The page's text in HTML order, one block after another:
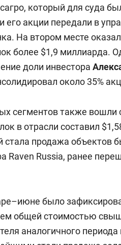
который для суда
его акции передали в
На втором месте
более $1,9 миллиарда.
доли инвестора
около 35%
сегментов также вошли
в отрасли составил
стала продажа объектов
Raven Russia, ранее
было
общей стоимостью
аналогичного